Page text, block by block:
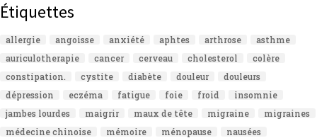
Étiquettes
allergie angoisse anxiété aphtes arthrose
asthme
auriculotherapie
cancer cerveau cholesterol
colère
constipation.
cystite diabète douleur
douleurs
dépression
eczéma fatigue foie froid
insomnie
jambes lourdes
maigrir maux de tête migraine
migraines
médecine chinoise
mémoire ménopause
nausées